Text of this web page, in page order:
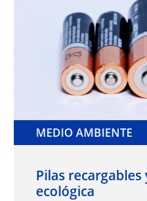
MEDIO AMBIENTE
Pilas
ecológica